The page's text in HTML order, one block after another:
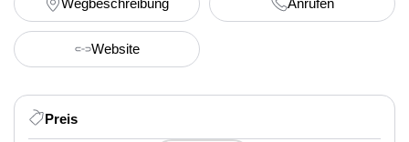
Wegbeschreibung Anrufen
Website
Preis